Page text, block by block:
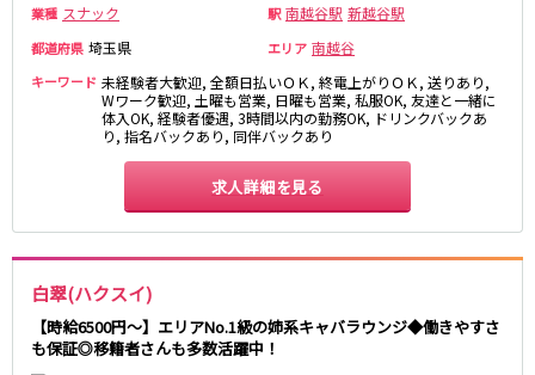
業種 スナック 駅 南越谷駅 新越谷駅
都道府県 埼玉県 エリア 南越谷
キーワード 未経験者大歓迎, 全額日払いＯＫ, 終電上がりＯＫ, 送りあり,
Wワーク歓迎, 土曜も営業, 日曜も営業, 私服OK, 友達と一緒に
体入OK, 経験者優遇, 3時間以内の勤務OK, ドリンクバックあ
り, 指名バックあり, 同伴バックあり
求人詳細を見る
白翠(ハクスイ)
【時給6500円～】エリアNo.1級の姉系キャバラウンジ◆働きやすさ
も保証◎移籍者さんも多数活躍中！
小田原駅
豪徳寺駅
海老名駅
JR東海道本線
藤沢駅
大船駅
辻堂駅
東急東横線